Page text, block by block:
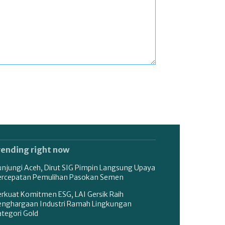
right now
Aceh, Dirut SIG Pimpin Langsung Upaya
Pemulihan Pasokan Semen
Komitmen ESG, LAI Gersik Raih
Industri Ramah Lingkungan
Gold